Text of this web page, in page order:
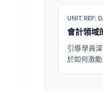
UNIT REF:
會計領域
引導學員
於如何激